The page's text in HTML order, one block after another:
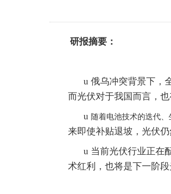
研报摘要：
u 俄乌冲突背景下，
而光伏对于我国而言，
u 随着电池技术的迭代
来即使补贴退坡，光伏
u 当前光伏行业正在
术红利，也将是下一阶段